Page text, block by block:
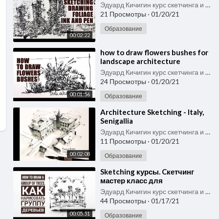
00:02:22
Эдуард Кичигин курс скетчинга и быстрого рисунка
21 Просмотры · 01/20/21
Образование
00:01:56
⁣how to draw flowers bushes for
landscape architecture
Эдуард Кичигин курс скетчинга и быстрого рисунка
24 Просмотры · 01/20/21
Образование
00:02:08
⁣Architecture Sketching - Italy,
Senigallia
Эдуард Кичигин курс скетчинга и быстрого рисунка
11 Просмотры · 01/20/21
Образование
00:05:51
⁣Sketching курсы. Cкетчинг
мастер класс для
начинающих. Часть 7. Как
рисовать дерево. Группа
деревьев
Эдуард Кичигин курс скетчинга и быстрого рисунка
44 Просмотры · 01/17/21
Образование